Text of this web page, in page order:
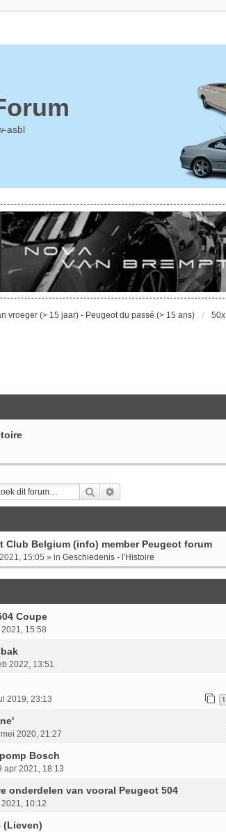
asbl
vroeger (> 15 jaar) - Peugeot du passé (> 15 ans) 50x
Zoek
Club Belgium (info) member Peugeot forum
15:05 » in Geschiedenis - l'Histoire
Coupe
15:58
2022, 13:51
2019, 23:13 1
2020, 21:27
Bosch
apr 2021, 18:13
onderdelen van vooral Peugeot 504
10:12
(Lieven)